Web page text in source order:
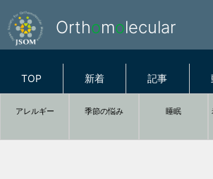
Orthomolecular
TOP 新着 記事
アレルギー 季節の悩み 睡眠